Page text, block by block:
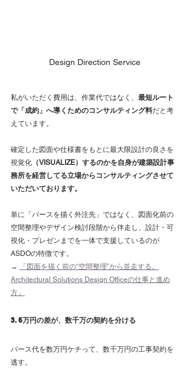
Design Direction Service
私がいただく費用は、作業代ではなく、 最短ルート
で「成約」へ導くためのコンサルティング料だと考
えています。
確定した図面や仕様書をもとに最大限設計の良さを
視覚化 （VISUALIZE）するのかを自身が建築設計事
務所を経営してる立場からコンサルティングさせて
いただいております。
単に「パースを描く外注先」ではなく、図面化前の
空間整理やデザイン検討段階から伴走し、設計・可
視化・プレゼンまでを一体で支援しているのが
ASDOの特徴です。
→
「図面を描く前の“空間整理”から並走する。
Architectural Solutions Design Officeの仕事と進め
方」
3. 6万円の差が、数千万の契約を分ける
パース代を数万円ケチって、数千万円の工事契約を
逃す。